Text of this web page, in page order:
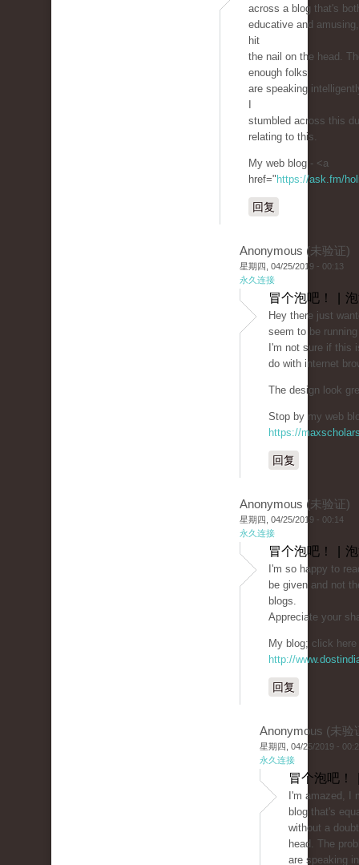
across a blog that's
educative and
hit
the nail on the head.
enough folks
are speaking
stumbled across this
relating to this.
My web blog - <a
href=" https://ask.fm/
回复
Anonymous (未验证)
星期四, 04/25/2019 - 00:13
永久连接
冒个泡吧！ |
Hey there just
seem to be
I'm not sure if this
do with internet
The design look
Stop by my web
https://
回复
Anonymous (未验证)
星期四, 04/25/2019 - 00:14
永久连接
冒个泡吧！ |
I'm so happy to
be given and not
blogs.
Appreciate your
My blog; click here
http://
回复
Anonymous (未验
星期四, 04/25/2019 -
永久连接
冒个泡吧！
I'm amazed, I
blog that's
without a
head. The
are speaking